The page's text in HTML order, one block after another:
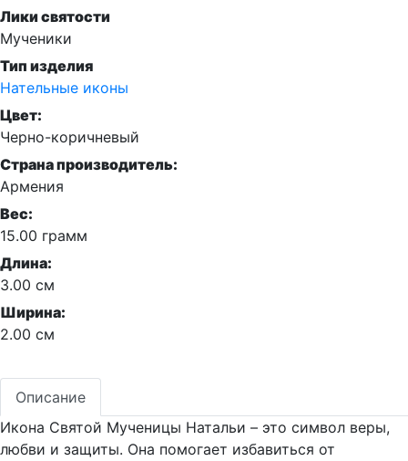
Лики святости
Мученики
Тип изделия
Нательные иконы
Цвет:
Черно-коричневый
Страна производитель:
Армения
Вес:
15.00 грамм
Длина:
3.00 см
Ширина:
2.00 см
Описание
Икона Святой Мученицы Натальи – это символ веры,
любви и защиты. Она помогает избавиться от